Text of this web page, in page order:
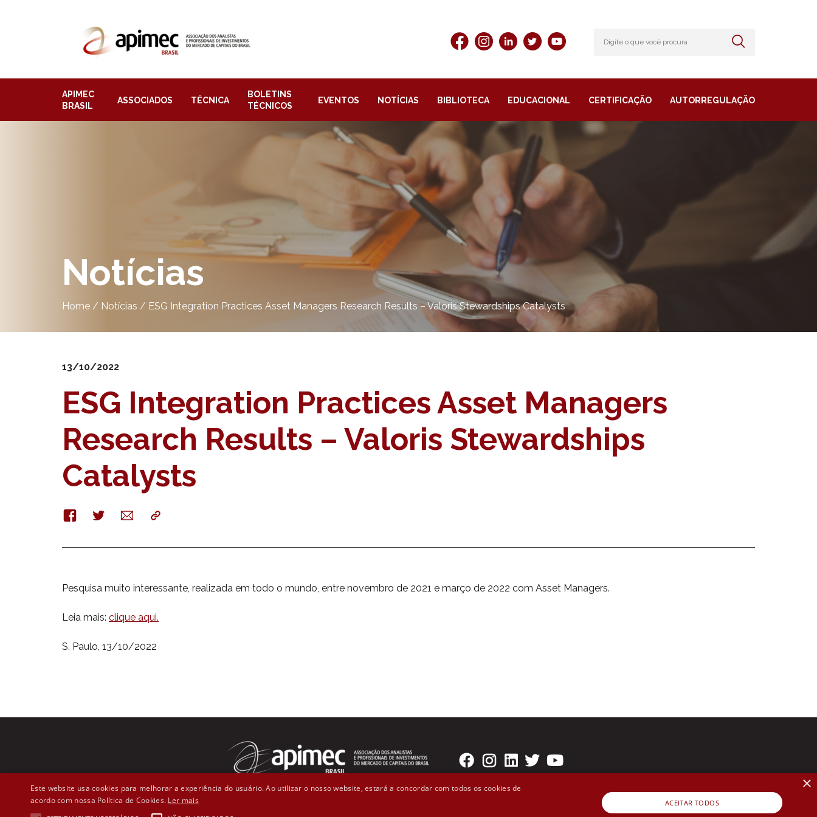
APIMEC
BRASIL
ASSOCIADOS TÉCNICA
BOLETINS
TÉCNICOS
EVENTOS NOTÍCIAS BIBLIOTECA EDUCACIONAL CERTIFICAÇÃO AUTORREGULAÇÃO
Notícias
Home / Notícias / ESG Integration Practices Asset Managers Research Results – Valoris Stewardships Catalysts
13/10/2022
ESG Integration Practices Asset Managers
Research Results – Valoris Stewardships
Catalysts
FacebookTwitterE-
mail
Copy
Pesquisa muito interessante, realizada em todo o mundo, entre novembro de 2021 e março de 2022 com Asset Managers.
Leia mais: clique aqui.
S. Paulo, 13/10/2022
×
Este website usa cookies para melhorar a experiência do usuário. Ao utilizar o nosso website, estará a concordar com todos os cookies de
acordo com nossa Política de Cookies. Ler mais ACEITAR TODOS